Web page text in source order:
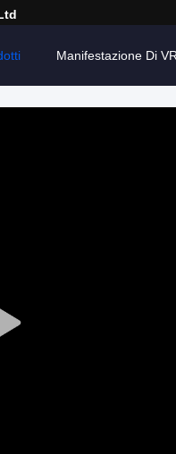
Manifestazione Di VR
Play